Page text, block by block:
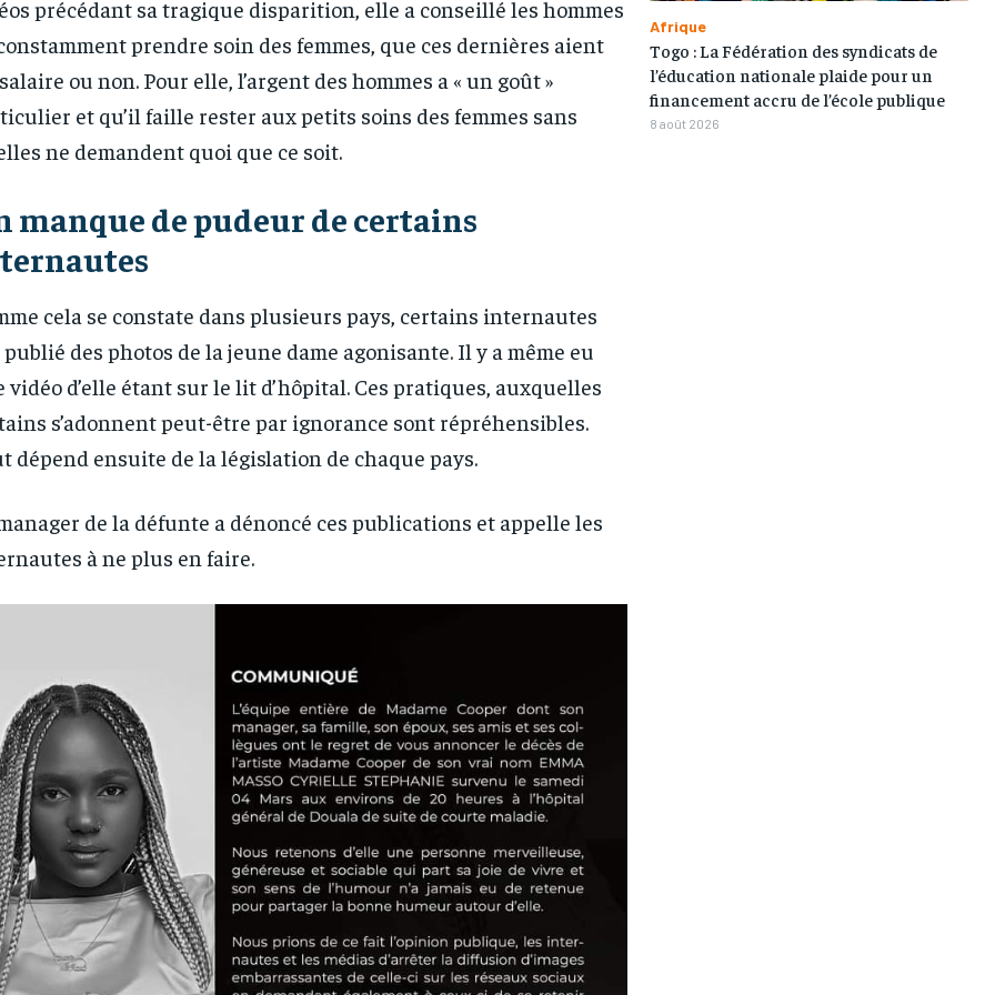
and you
RECOMMENDED
1-YEAR
/ year
1-MONTH
By agreeing to this tier, you are billed
and you
RECOMMENDED
1-YEAR
/ year
1-MONTH
By agreeing to this tier, you are billed
précédant sa tragique disparition, elle a conseillé les hommes
prendre soin des femmes, que ces dernières aient
ou non. Pour elle, l’argent des hommes a « un goût »
et qu’il faille rester aux petits soins des femmes sans
ne demandent quoi que ce soit.
manque de pudeur de certains
cela se constate dans plusieurs pays, certains internautes
des photos de la jeune dame agonisante. Il y a même eu
vidéo d’elle étant sur le lit d’hôpital. Ces pratiques, auxquelles
s’adonnent peut-être par ignorance sont répréhensibles.
dépend ensuite de la législation de chaque pays.
de la défunte a dénoncé ces publications et appelle les
à ne plus en faire.
Afrique
Togo : La Fédération des syndicats de
l’éducation nationale plaide pour un
financement accru de l’école publique
8 août 2026